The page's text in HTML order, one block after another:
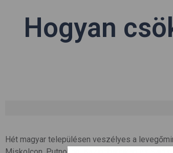
Hogyan
Hét magyar településen veszélyes a